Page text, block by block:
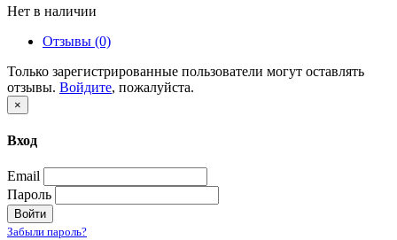
Нет в наличии
Отзывы (0)
Только зарегистрированные пользователи могут оставлять
отзывы. Войдите, пожалуйста.
×
Вход
Email
Пароль
Войти
Забыли пароль?